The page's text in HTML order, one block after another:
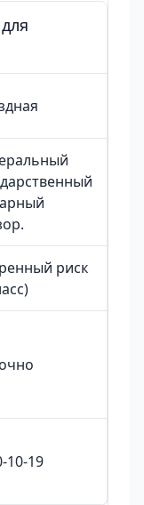
риск
10-19